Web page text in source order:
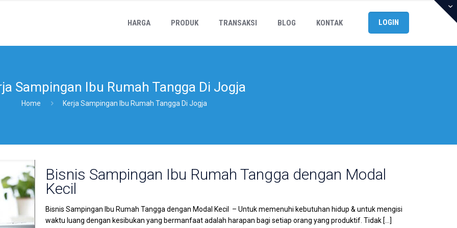
HARGA PRODUK TRANSAKSI BLOG KONTAK LOGIN
Sampingan Ibu Rumah Tangga Di Jogja
Home Kerja Sampingan Ibu Rumah Tangga Di Jogja
Bisnis Sampingan Ibu Rumah Tangga dengan Modal
Kecil
Bisnis Sampingan Ibu Rumah Tangga dengan Modal Kecil – Untuk memenuhi kebutuhan hidup & untuk mengisi
waktu luang dengan kesibukan yang bermanfaat adalah harapan bagi setiap orang yang produktif. Tidak[…]